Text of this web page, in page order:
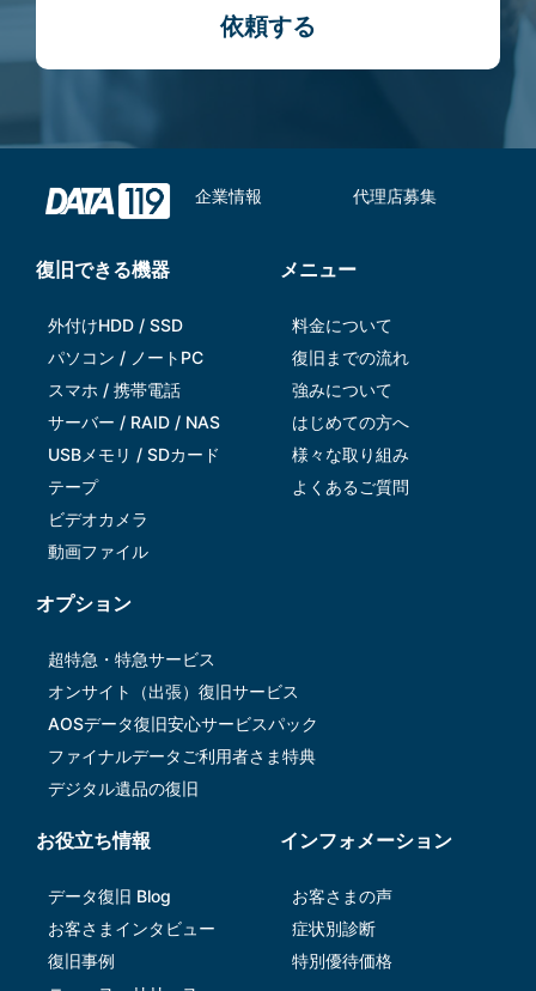
依頼する
企業情報 代理店募集
復旧できる機器
外付けHDD / SSD
パソコン / ノートPC
スマホ / 携帯電話
サーバー / RAID / NAS
USBメモリ / SDカード
テープ
ビデオカメラ
動画ファイル
メニュー
料金について
復旧までの流れ
強みについて
はじめての方へ
様々な取り組み
よくあるご質問
オプション
超特急・特急サービス
オンサイト（出張）復旧サービス
AOSデータ復旧安⼼サービスパック
ファイナルデータご利⽤者さま特典
デジタル遺品の復旧
お役立ち情報
データ復旧 Blog
お客さまインタビュー
復旧事例
インフォメーション
お客さまの声
症状別診断
特別優待価格